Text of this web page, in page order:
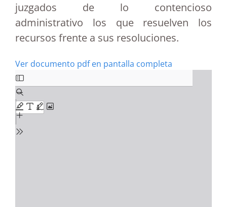
juzgados de lo contencioso
administrativo los que resuelven los
recursos frente a sus resoluciones.
Ver documento pdf en pantalla completa